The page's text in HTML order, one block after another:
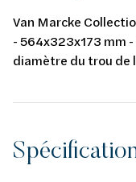
Van Marcke
- 564x323x173 mm
diamètre du trou de
inclus